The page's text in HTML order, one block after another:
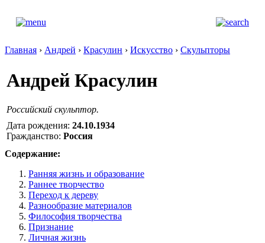
Главная › Андрей › Красулин › Искусство › Скульпторы
Андрей Красулин
Российский скульптор.
Дата рождения: 24.10.1934
Гражданство: Россия
Содержание:
Ранняя жизнь и образование
Раннее творчество
Переход к дереву
Разнообразие материалов
Философия творчества
Признание
Личная жизнь